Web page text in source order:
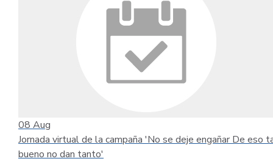
08 Aug
Jornada virtual de la campaña 'No se deje engañar De eso
bueno no dan tanto'